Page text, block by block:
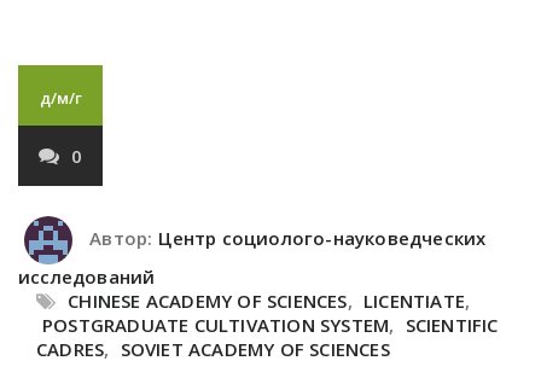
д/м/г
0
Автор: Центр социолого-науковедческих
исследований
CHINESE ACADEMY OF SCIENCES, LICENTIATE,
POSTGRADUATE CULTIVATION SYSTEM, SCIENTIFIC
CADRES, SOVIET ACADEMY OF SCIENCES